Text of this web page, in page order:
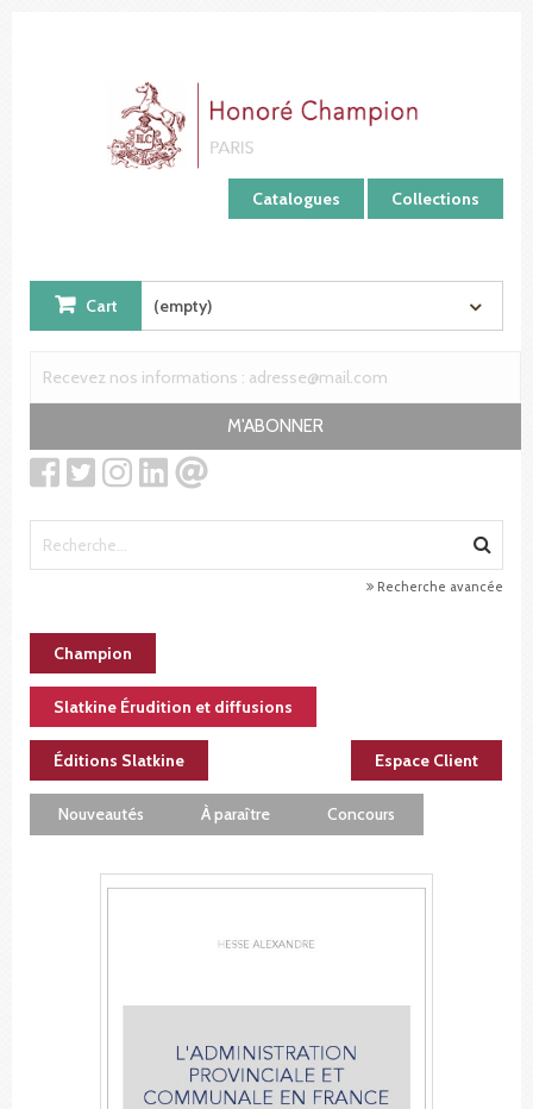
Catalogues Collections
Cart (empty)
M'ABONNER
Recherche avancée
Champion
Slatkine Érudition et diffusions
Éditions Slatkine Espace Client
Nouveautés À paraître Concours